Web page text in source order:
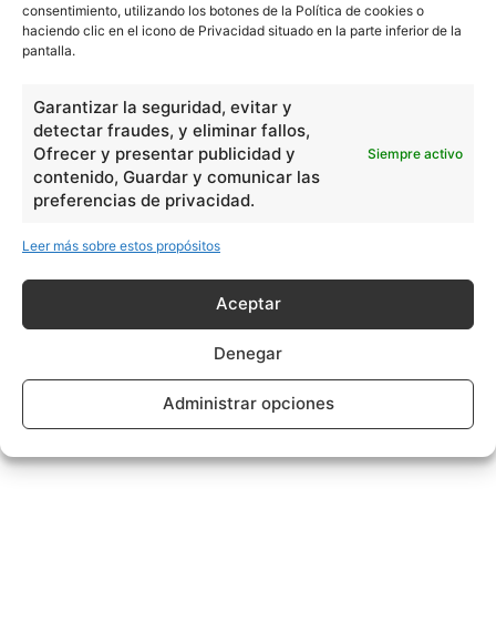
consentimiento, utilizando los botones de la Política de cookies o
haciendo clic en el icono de Privacidad situado en la parte inferior de la
pantalla.
Garantizar la seguridad, evitar y
detectar fraudes, y eliminar fallos,
Ofrecer y presentar publicidad y
contenido, Guardar y comunicar las
preferencias de privacidad.
Siempre activo
Leer más sobre estos propósitos
Aceptar
Denegar
Administrar opciones